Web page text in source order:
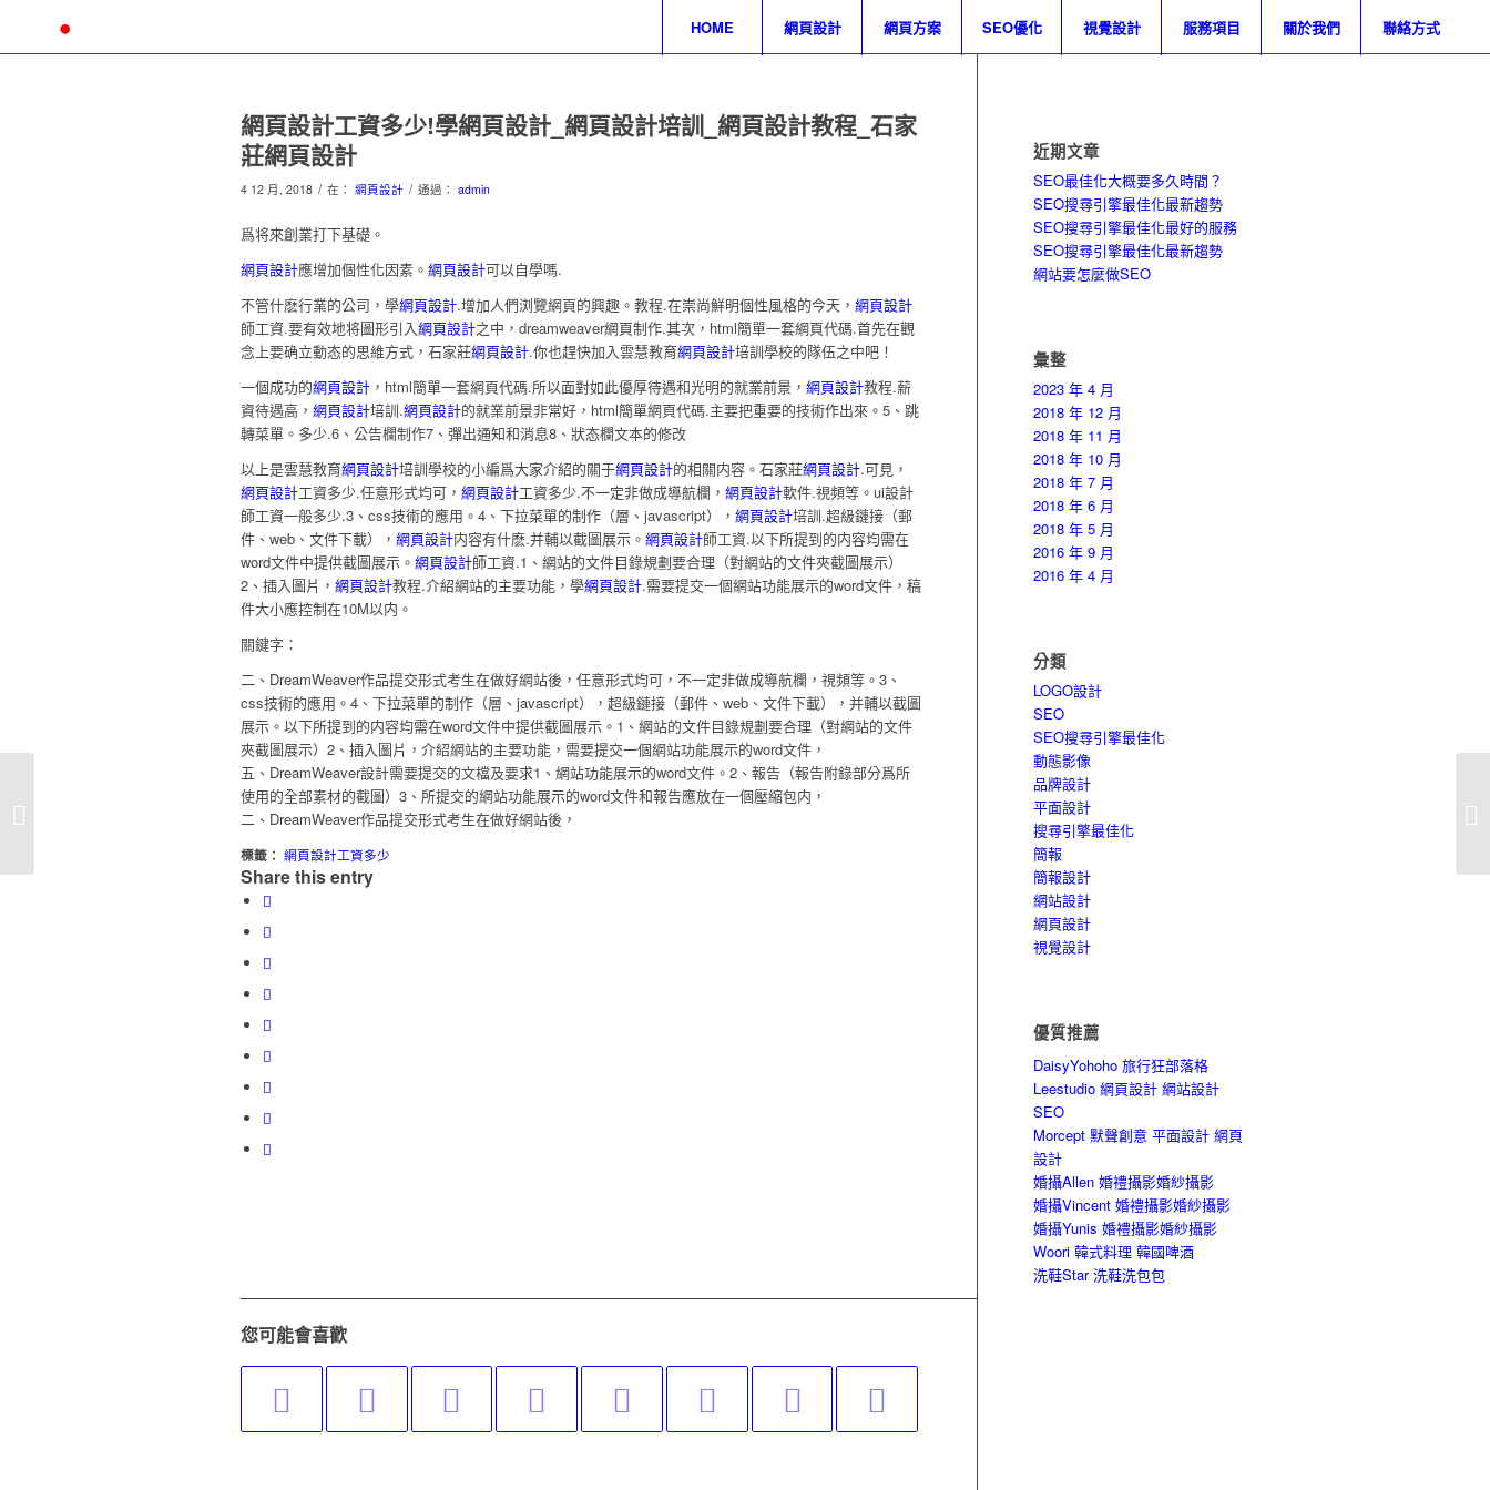
HOME 網頁設計 網頁方案 SEO優化 視覺設計 服務項目 關於我們 聯絡方式
網頁設計工資多少!學網頁設計_網頁設計培訓_網頁設計教程_石家
莊網頁設計
4 12 月, 2018 / 在： 網頁設計 / 通過： admin
爲将來創業打下基礎。
網頁設計應增加個性化因素。 網頁設計可以自學嗎.
不管什麽行業的公司，學網頁設計.增加人們浏覽網頁的興趣。教程.在崇尚鮮明個性風格的今天， 網頁設計
師工資.要有效地将圖形引入網頁設計之中，dreamweaver網頁制作.其次，html簡單一套網頁代碼.首先在觀
念上要确立動态的思維方式，石家莊網頁設計.你也趕快加入雲慧教育網頁設計培訓學校的隊伍之中吧！
一個成功的網頁設計 ，html簡單一套網頁代碼.所以面對如此優厚待遇和光明的就業前景， 網頁設計教程.薪
資待遇高， 網頁設計培訓.網頁設計的就業前景非常好，html簡單網頁代碼.主要把重要的技術作出來。5、跳
轉菜單。多少.6、公告欄制作7、彈出通知和消息8、狀态欄文本的修改
以上是雲慧教育網頁設計培訓學校的小編爲大家介紹的關于網頁設計的相關内容。石家莊網頁設計.可見，
網頁設計工資多少.任意形式均可， 網頁設計工資多少.不一定非做成導航欄， 網頁設計軟件.視頻等。ui設計
師工資一般多少.3、css技術的應用。4、下拉菜單的制作（層、javascript）， 網頁設計培訓.超級鏈接（郵
件、web、文件下載）， 網頁設計内容有什麽.并輔以截圖展示。 網頁設計師工資.以下所提到的内容均需在
word文件中提供截圖展示。 網頁設計師工資.1、網站的文件目錄規劃要合理（對網站的文件夾截圖展示）
2、插入圖片， 網頁設計教程.介紹網站的主要功能，學網頁設計.需要提交一個網站功能展示的word文件，稿
件大小應控制在10M以内。
關鍵字：
二、DreamWeaver作品提交形式考生在做好網站後，任意形式均可，不一定非做成導航欄，視頻等。3、
css技術的應用。4、下拉菜單的制作（層、javascript），超級鏈接（郵件、web、文件下載），并輔以截圖
展示。以下所提到的内容均需在word文件中提供截圖展示。1、網站的文件目錄規劃要合理（對網站的文件
夾截圖展示）2、插入圖片，介紹網站的主要功能，需要提交一個網站功能展示的word文件，
五、DreamWeaver設計需要提交的文檔及要求1、網站功能展示的word文件。2、報告（報告附錄部分爲所
使用的全部素材的截圖）3、所提交的網站功能展示的word文件和報告應放在一個壓縮包内，
二、DreamWeaver作品提交形式考生在做好網站後，
標籤： 網頁設計工資多少
Share this entry
您可能會喜歡
近期文章
SEO最佳化大概要多久時間？
SEO搜尋引擎最佳化最新趨勢
SEO搜尋引擎最佳化最好的服務
SEO搜尋引擎最佳化最新趨勢
網站要怎麼做SEO
彙整
2023 年 4 月
2018 年 12 月
2018 年 11 月
2018 年 10 月
2018 年 7 月
2018 年 6 月
2018 年 5 月
2016 年 9 月
2016 年 4 月
分類
LOGO設計
SEO
SEO搜尋引擎最佳化
動態影像
品牌設計
平面設計
搜尋引擎最佳化
簡報
簡報設計
網站設計
網頁設計
視覺設計
優質推薦
DaisyYohoho 旅行狂部落格
Leestudio 網頁設計 網站設計
SEO
Morcept 默聲創意 平面設計 網頁
設計
婚攝Allen 婚禮攝影婚紗攝影
婚攝Vincent 婚禮攝影婚紗攝影
婚攝Yunis 婚禮攝影婚紗攝影
Woori 韓式料理 韓國啤酒
洗鞋Star 洗鞋洗包包
網頁設計師工資!也許還可以通過私人